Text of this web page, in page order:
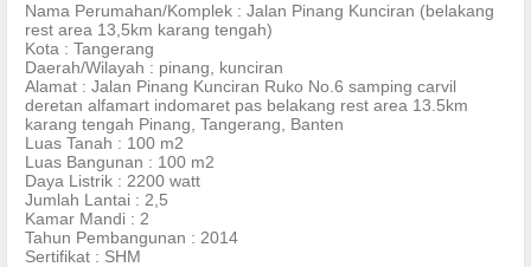
Nama Perumahan/Komplek : Jalan Pinang Kunciran (belakang
rest area 13,5km karang tengah)
Kota : Tangerang
Daerah/Wilayah : pinang, kunciran
Alamat : Jalan Pinang Kunciran Ruko No.6 samping carvil
deretan alfamart indomaret pas belakang rest area 13.5km
karang tengah Pinang, Tangerang, Banten
Luas Tanah : 100 m2
Luas Bangunan : 100 m2
Daya Listrik : 2200 watt
Jumlah Lantai : 2,5
Kamar Mandi : 2
Tahun Pembangunan : 2014
Sertifikat : SHM